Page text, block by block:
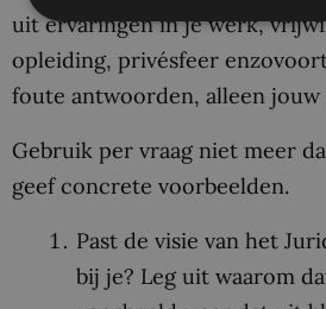
uit ervaringen in je werk,
opleiding, privésfeer
foute antwoorden, alleen
Gebruik per vraag niet meer
geef concrete voorbeelden.
Past de visie van het
bij je? Leg uit waarom